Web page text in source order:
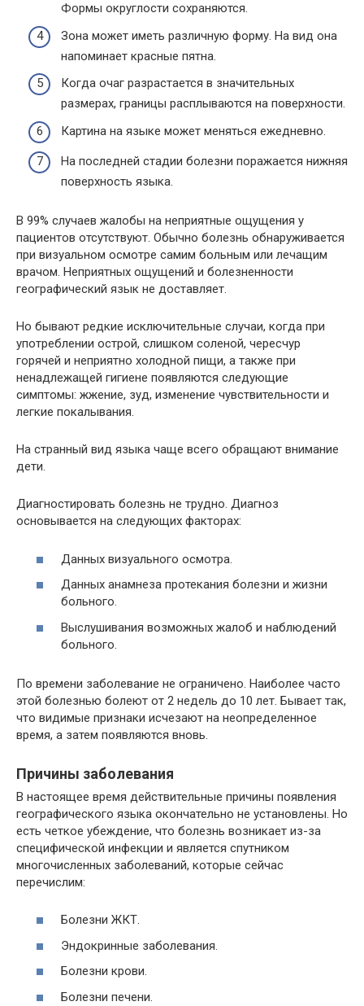
Формы округлости сохраняются.
Зона может иметь различную форму. На вид она
напоминает красные пятна.
Когда очаг разрастается в значительных
размерах, границы расплываются на поверхности.
Картина на языке может меняться ежедневно.
На последней стадии болезни поражается нижняя
поверхность языка.
В 99% случаев жалобы на неприятные ощущения у
пациентов отсутствуют. Обычно болезнь обнаруживается
при визуальном осмотре самим больным или лечащим
врачом. Неприятных ощущений и болезненности
географический язык не доставляет.
Но бывают редкие исключительные случаи, когда при
употреблении острой, слишком соленой, чересчур
горячей и неприятно холодной пищи, а также при
ненадлежащей гигиене появляются следующие
симптомы: жжение, зуд, изменение чувствительности и
легкие покалывания.
На странный вид языка чаще всего обращают внимание
дети.
Диагностировать болезнь не трудно. Диагноз
основывается на следующих факторах:
Данных визуального осмотра.
Данных анамнеза протекания болезни и жизни
больного.
Выслушивания возможных жалоб и наблюдений
больного.
По времени заболевание не ограничено. Наиболее часто
этой болезнью болеют от 2 недель до 10 лет. Бывает так,
что видимые признаки исчезают на неопределенное
время, а затем появляются вновь.
Причины заболевания
В настоящее время действительные причины появления
географического языка окончательно не установлены. Но
есть четкое убеждение, что болезнь возникает из-за
специфической инфекции и является спутником
многочисленных заболеваний, которые сейчас
перечислим:
Болезни ЖКТ.
Эндокринные заболевания.
Болезни крови.
Болезни печени.